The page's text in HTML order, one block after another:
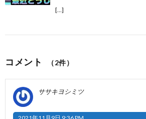
[…]
コメント （2件）
ササキヨシミツ